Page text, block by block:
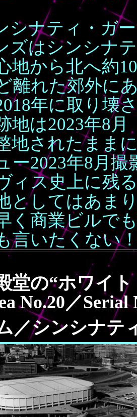
シナティ・ガー
ズはシンシナテ
地から北へ約10
離れた郊外に
年に取り壊
地は2023年8月
地されたまま
ー2023年8月撮
ィス史上に残
としてはあま
く商業ビルで
言いたくない
堂の“ホワイ
No.20／Serial
／シンシナテ